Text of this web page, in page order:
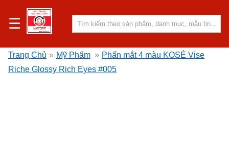
☰
Trang Chủ » Mỹ Phẩm » Phấn mắt 4 màu KOSÉ Vise
Riche Glossy Rich Eyes #005